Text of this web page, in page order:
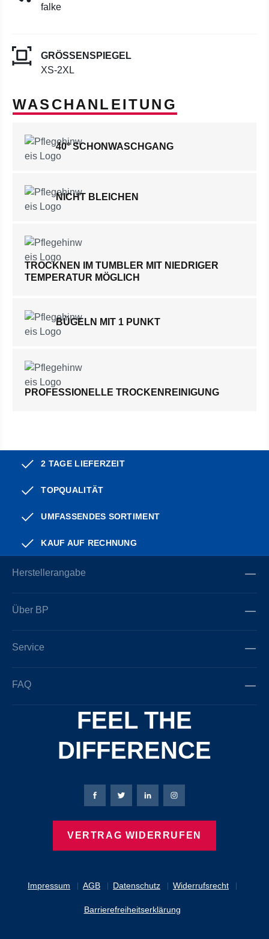
falke
GRÖSSENSPIEGEL
XS-2XL
WASCHANLEITUNG
40° SCHONWASCHGANG
NICHT BLEICHEN
TROCKNEN IM TUMBLER MIT NIEDRIGER
TEMPERATUR MÖGLICH
BÜGELN MIT 1 PUNKT
PROFESSIONELLE TROCKENREINIGUNG
2 TAGE LIEFERZEIT
TOPQUALITÄT
UMFASSENDES SORTIMENT
KAUF AUF RECHNUNG
Herstellerangabe
Über BP
Service
FAQ
FEEL THE
DIFFERENCE
Impressum AGB Datenschutz Widerrufsrecht
Barrierefreiheitserklärung
Bierbaum-Proenen Facebook-Seite
Bierbaum-Proenen Twitter Seite
Bierbaum-Proenen LinkedIn
Bierbaum-Proenen
VERTRAG WIDERRUFEN